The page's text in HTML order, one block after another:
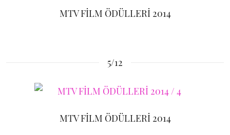
MTV FİLM ÖDÜLLERİ 2014
5/12
MTV FİLM ÖDÜLLERİ 2014